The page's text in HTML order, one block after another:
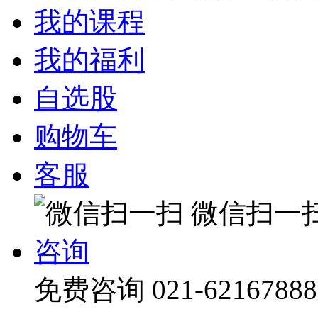
我的课程
我的福利
自选股
购物车
客服
微信扫一
咨询
免费咨询 021-62167888